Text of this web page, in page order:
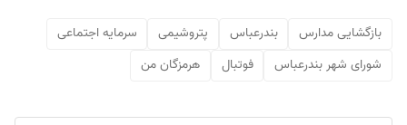
بازگشایی مدارس بندرعباس پتروشیمی
سرمایه اجتماعی
شورای شهر بندرعباس
فوتبال هرمزگان من